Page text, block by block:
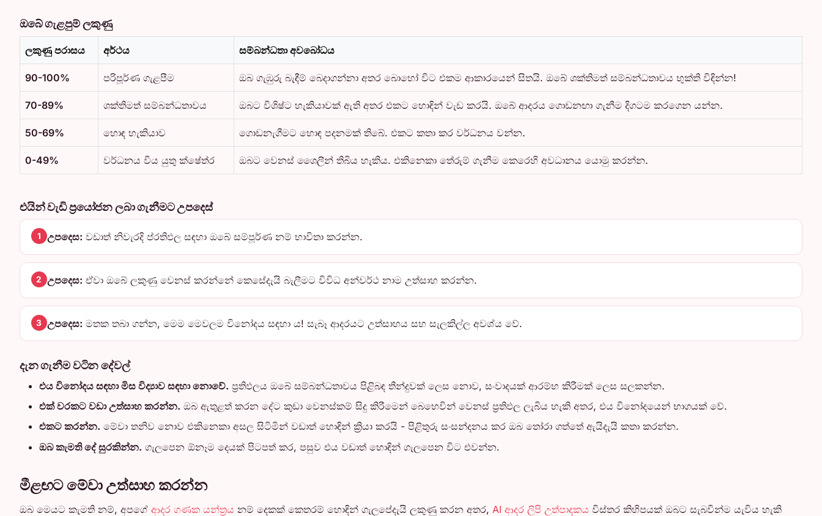
ඔබේ ගැළපුම් ලකුණු
ලකුණු පරාසය අර්ථය සම්බන්ධතා අවබෝධය
90-100% පරිපූර්ණ ගැළපීම ඔබ ගැඹුරු බැඳීම් බෙදාගන්නා අතර බොහෝ විට එකම ආකාරයෙන් සිතයි. ඔබේ ශක්තිමත් සම්බන්ධතාවය භුක්ති විඳින්න!
70-89% ශක්තිමත් සම්බන්ධතාවය ඔබට විශිෂ්ට හැකියාවක් ඇති අතර එකට හොඳින් වැඩ කරයි. ඔබේ ආදරය ගොඩනඟා ගැනීම දිගටම කරගෙන යන්න.
50-69% හොඳ හැකියාව ගොඩනැගීමට හොඳ පදනමක් තිබේ. එකට කතා කර වර්ධනය වන්න.
0-49% වර්ධනය විය යුතු ක්ෂේත්ර ඔබට වෙනස් ශෛලීන් තිබිය හැකිය. එකිනෙකා තේරුම් ගැනීම කෙරෙහි අවධානය යොමු කරන්න.
එයින් වැඩි ප්‍රයෝජන ලබා ගැනීමට උපදෙස්
1 උපදෙස: වඩාත් නිවැරදි ප්රතිඵල සඳහා ඔබේ සම්පූර්ණ නම් භාවිතා කරන්න.
2 උපදෙස: ඒවා ඔබේ ලකුණු වෙනස් කරන්නේ කෙසේදැයි බැලීමට විවිධ අන්වර්ථ නාම උත්සාහ කරන්න.
3 උපදෙස: මතක තබා ගන්න, මෙම මෙවලම විනෝදය සඳහා ය! සැබෑ ආදරයට උත්සාහය සහ සැලකිල්ල අවශ්ය වේ.
දැන ගැනීම වටින දේවල්
එය විනෝදය සඳහා මිස විද්‍යාව සඳහා නොවේ. ප්‍රතිඵලය ඔබේ සම්බන්ධතාවය පිළිබඳ තීන්දුවක් ලෙස නොව, සංවාදයක් ආරම්භ කිරීමක් ලෙස සලකන්න.
එක් වරකට වඩා උත්සාහ කරන්න. ඔබ ඇතුළත් කරන දේට කුඩා වෙනස්කම් සිදු කිරීමෙන් බෙහෙවින් වෙනස් ප්‍රතිඵල ලැබිය හැකි අතර, එය විනෝදයෙන් භාගයක් වේ.
එකට කරන්න. මේවා තනිව නොව එකිනෙකා අසල සිටිමින් වඩාත් හොඳින් ක්‍රියා කරයි - පිළිතුරු සංසන්දනය කර ඔබ තෝරා ගත්තේ ඇයිදැයි කතා කරන්න.
ඔබ කැමති දේ සුරකින්න. ගැලපෙන ඕනෑම දෙයක් පිටපත් කර, පසුව එය වඩාත් හොඳින් ගැලපෙන විට එවන්න.
මීළඟට මේවා උත්සාහ කරන්න
ඔබ මෙයට කැමති නම්, අපගේ ආදර ගණක යන්ත්‍රය නම් දෙකක් කෙතරම් හොඳින් ගැලපේදැයි ලකුණු කරන අතර, AI ආදර ලිපි උත්පාදකය විස්තර කිහිපයක් ඔබට සැබවින්ම යැවිය හැකි